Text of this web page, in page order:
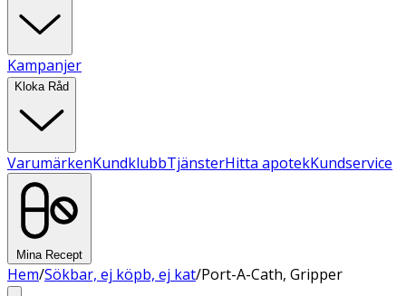
Kampanjer
Kloka Råd
VarumärkenKundklubbTjänsterHitta apotekKundservice
Mina Recept
Hem/Sökbar, ej köpb, ej kat/Port-A-Cath, Gripper